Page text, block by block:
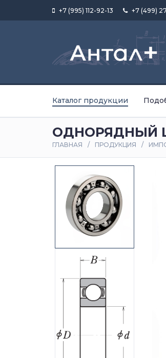
+7 (995) 112-92-13 +7 (499)
Каталог продукции
ОДНОРЯДНЫЙ
ГЛАВНАЯ ПРОДУКЦИЯ